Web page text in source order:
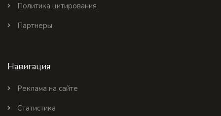
Политика цитирования
Партнеры
Навигация
Реклама на сайте
Статистика